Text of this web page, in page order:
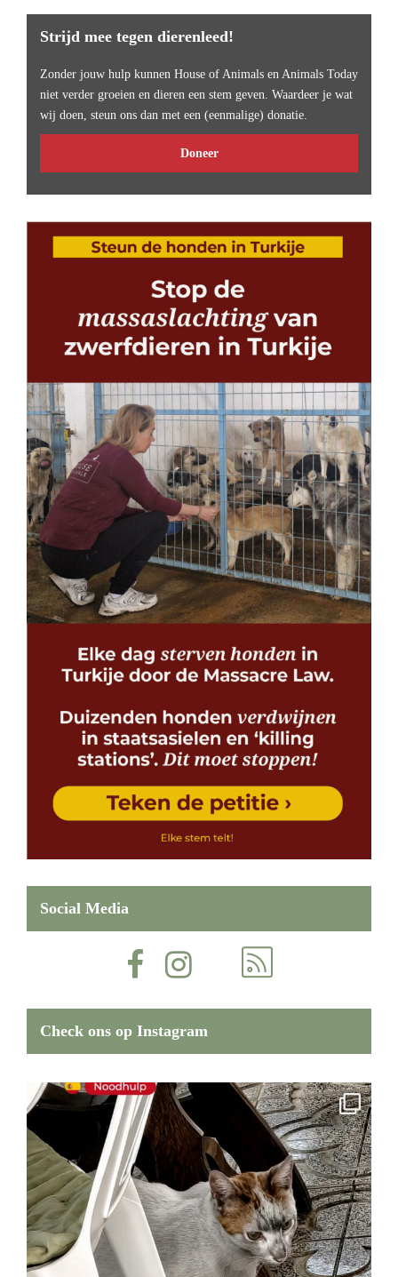
Strijd mee tegen dierenleed!
Zonder jouw hulp kunnen House of Animals en Animals Today
niet verder groeien en dieren een stem geven. Waardeer je wat
wij doen, steun ons dan met een (eenmalige) donatie.
Doneer
Social Media
Check ons op Instagram